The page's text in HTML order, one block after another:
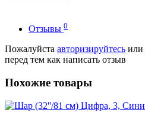
Отзывы 0
Пожалуйста авторизируйтесь или
перед тем как написать отзыв
Похожие товары